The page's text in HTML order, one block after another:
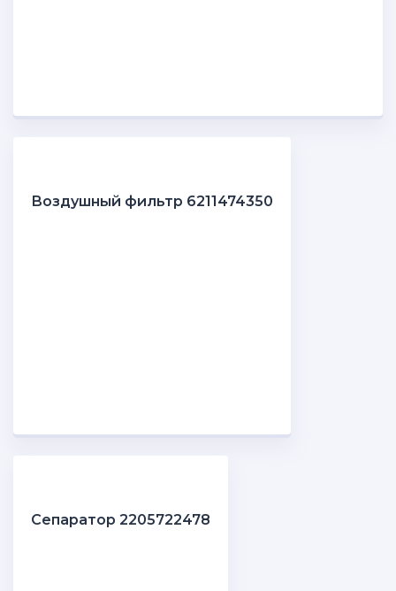
Воздушный фильтр 6211474350
Сепаратор 2205722478